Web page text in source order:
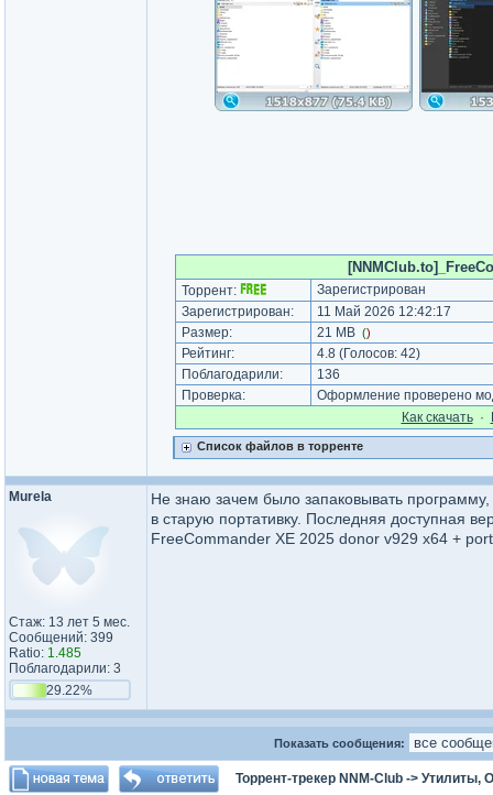
Торрент:
Зарегистрирован
Зарегистрирован:
11 Май 2026 12:42:17
Размер:
21 MB ()
Рейтинг: 4.8 (Голосов: 42)
Поблагодарили:
136
Проверка:
Оформление проверено
Как cкачать·
Список файлов в торренте
Murela
Стаж: 13 лет 5 мес.
Сообщений: 399
Ratio: 1.485
Поблагодарили: 3
29.22%
Не знаю зачем было запаковывать
в старую портативку. Последняя доступная
FreeCommander XE 2025 donor v929 x64 +
Показать сообщения:
Торрент-трекер NNM-Club -> Утилиты,